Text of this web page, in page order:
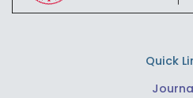
Quick